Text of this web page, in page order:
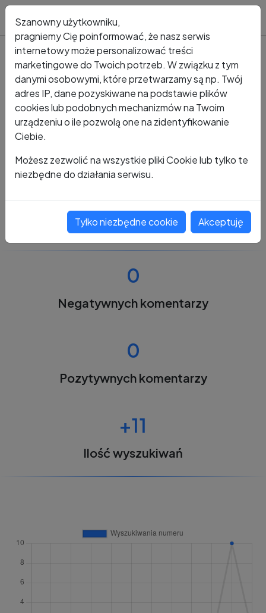
Kto dzwonił? Numer +48 506 528 964
+48 506 528 964
0
Negatywnych komentarzy
0
Pozytywnych komentarzy
+11
Ilość wyszukiwań
Szanowny użytkowniku,
pragniemy Cię poinformować, że nasz serwis
internetowy może personalizować treści
marketingowe do Twoich potrzeb. W związku z tym
danymi osobowymi, które przetwarzamy są np. Twój
adres IP, dane pozyskiwane na podstawie plików
cookies lub podobnych mechanizmów na Twoim
urządzeniu o ile pozwolą one na zidentyfikowanie
Ciebie.
Możesz zezwolić na wszystkie pliki Cookie lub tylko te
niezbędne do działania serwisu.
Tylko niezbędne cookie Akceptuję